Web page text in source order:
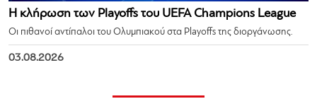
Η κλήρωση των Playoffs του UEFA Champions League
Οι πιθανοί αντίπαλοι του Ολυμπιακού στα Playoffs της διοργάνωσης.
03.08.2026